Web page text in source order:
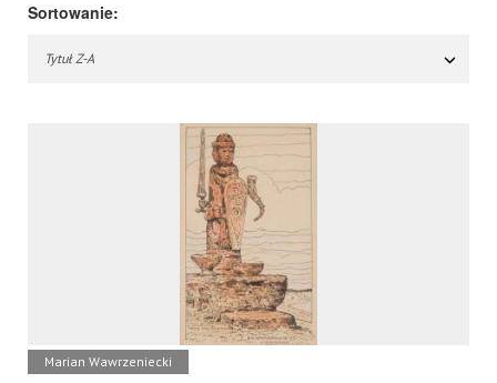
Sortowanie:
Tytuł Z-A
Marian Wawrzeniecki